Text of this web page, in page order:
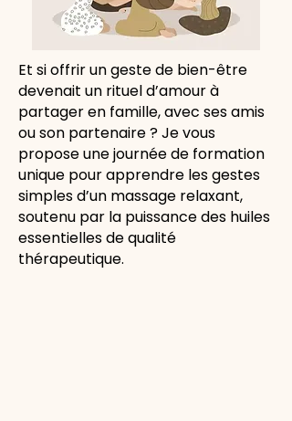
Et si offrir un geste de bien-être
devenait un rituel d’amour à
partager en famille, avec ses amis
ou son partenaire ? Je vous
propose une journée de formation
unique pour apprendre les gestes
simples d’un massage relaxant,
soutenu par la puissance des huiles
essentielles de qualité
thérapeutique.